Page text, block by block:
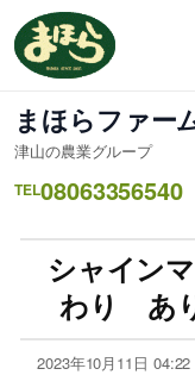
まほらファー
津山の農業グループ
TEL08063356540
シャイン
わり あ
2023年10月11日 04:22